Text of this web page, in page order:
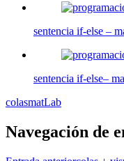
sentencia if-else –
sentencia if-else–
colasmatLab
Navegación de